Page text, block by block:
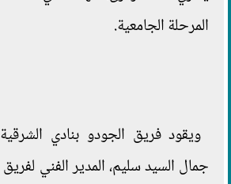
المرحلة الجامعية.
ويقود فريق الجودو بنادي
جمال السيد سليم، المدير الفني